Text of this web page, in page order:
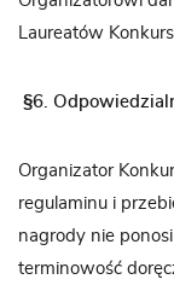
Laureatów
§6.
Organizator
regulaminu i
nagrody nie
terminowość